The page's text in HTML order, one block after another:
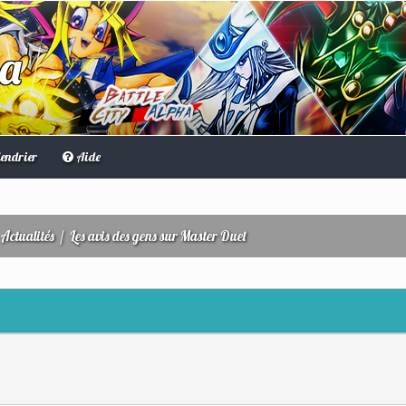
Aide
/ Les avis des gens sur Master Duel